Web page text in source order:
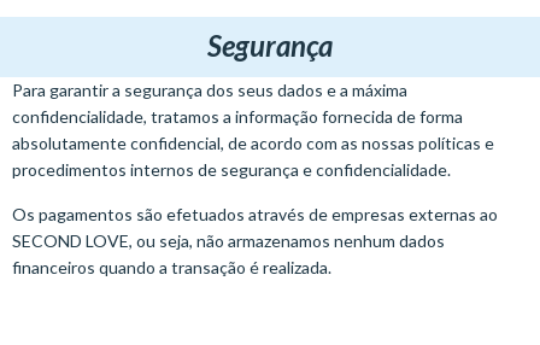
Segurança
Para garantir a segurança dos seus dados e a máxima
confidencialidade, tratamos a informação fornecida de forma
absolutamente confidencial, de acordo com as nossas políticas e
procedimentos internos de segurança e confidencialidade.
Os pagamentos são efetuados através de empresas externas ao
SECOND LOVE, ou seja, não armazenamos nenhum dados
financeiros quando a transação é realizada.